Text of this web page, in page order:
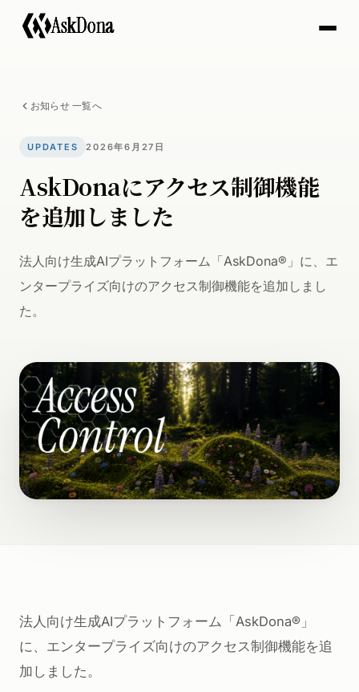
AskDona
お知らせ 一覧へ
UPDATES 2026年6月27日
AskDonaにアクセス制御機能
を追加しました
法人向け生成AIプラットフォーム「AskDona®」に、エ
ンタープライズ向けのアクセス制御機能を追加しまし
た。
法人向け生成AIプラットフォーム「AskDona®」
に、エンタープライズ向けのアクセス制御機能を追
加しました。